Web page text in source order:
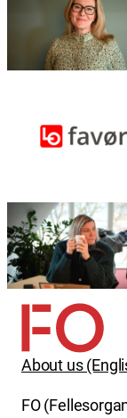
About us
FO